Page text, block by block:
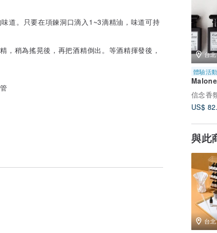
台
體驗活動
水/二/
香/3
信念香
US$
與此
台
道。只要在項鍊洞口滴入1~3滴精油，味道可持
稍為搖晃後，再把酒精倒出。等酒精揮發後，